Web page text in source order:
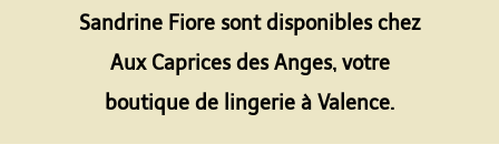
Sandrine Fiore sont disponibles chez
Aux Caprices des Anges, votre
boutique de lingerie à Valence.